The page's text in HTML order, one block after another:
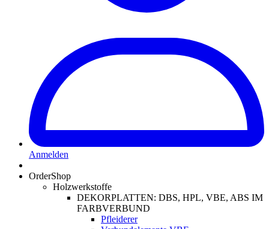
Anmelden
OrderShop
Holzwerkstoffe
DEKORPLATTEN: DBS, HPL, VBE, ABS IM
FARBVERBUND
Pfleiderer